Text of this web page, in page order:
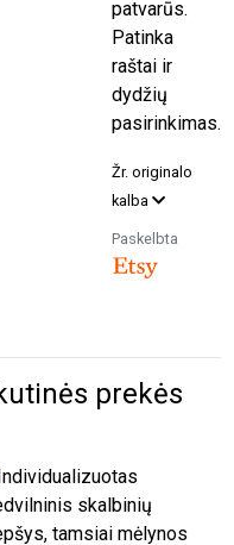
patvarūs.
Patinka
raštai ir
dydžių
pasirinkimas.
Žr. originalo
kalba
Paskelbta
prekės